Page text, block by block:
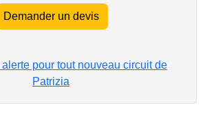
Demander un devis
pour tout nouveau circuit de
Patrizia